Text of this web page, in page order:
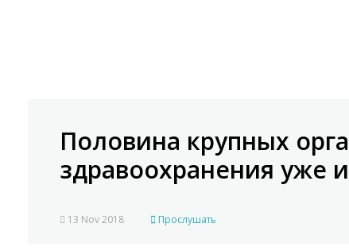
Половина крупных
здравоохранения уже
13 Nov 2018 Прослушать